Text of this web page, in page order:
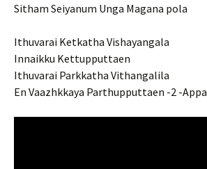
Sitham Seiyanum Unga Magana pola
Ithuvarai Ketkatha Vishayangala
Innaikku Kettupputtaen
Ithuvarai Parkkatha Vithangalila
En Vaazhkkaya Parthupputtaen -2 -Appa